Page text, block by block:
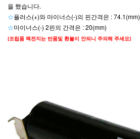
을 했습니다.
☆플러스(+)와 마이너스(-)의 핀간격은 : 74.1(mm)
☆마이너스(-) 2핀의 간격은 : 20(mm)
[조립품 팩전지는 반품및 환불이 안되니 주의해 주세요]